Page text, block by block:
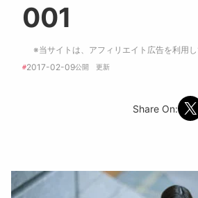
001
※当サイトは、アフィリエイト広告を利用
#2017-02-09公開 更新
Share On: Share on X